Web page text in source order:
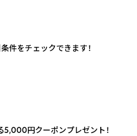
件をチェックできます！
5,000円クーポンプレゼント！